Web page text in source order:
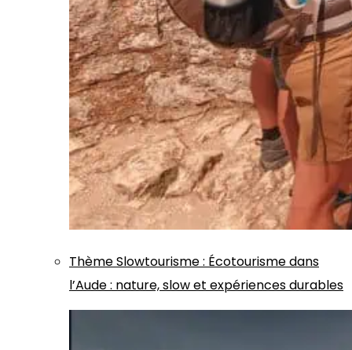
ThèmeSlowtourisme: Écotourisme dans
l’Aude : nature, slow et expériences durables